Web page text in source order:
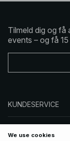
Tilmeld dig og få
events – og få
KUNDESERVICE